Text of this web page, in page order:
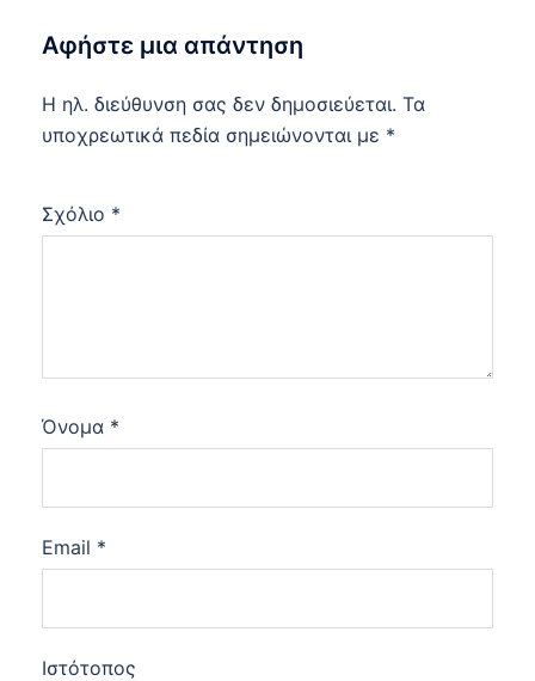
Αφήστε μια απάντηση
Η ηλ. διεύθυνση σας δεν δημοσιεύεται. Τα
υποχρεωτικά πεδία σημειώνονται με *
Σχόλιο *
Όνομα *
Email *
Ιστότοπος